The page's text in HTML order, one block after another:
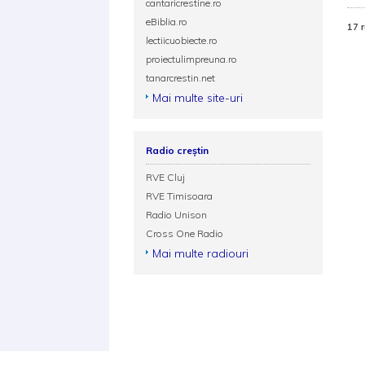
17
cantaricrestine.ro
eBiblia.ro
lectiicuobiecte.ro
proiectulimpreuna.ro
tanarcrestin.net
Mai multe site-uri
Radio creștin
RVE Cluj
RVE Timisoara
Radio Unison
Cross One Radio
Mai multe radiouri